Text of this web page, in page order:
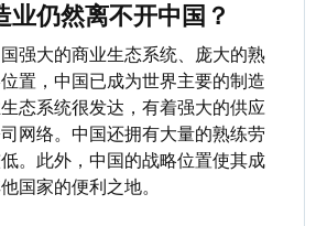
业仍然离不开中国？
强大的商业生态系统、庞大的熟
置，中国已成为世界主要的制造
态系统很发达，有着强大的供应
网络。中国还拥有大量的熟练劳
。此外，中国的战略位置使其成
国家的便利之地。